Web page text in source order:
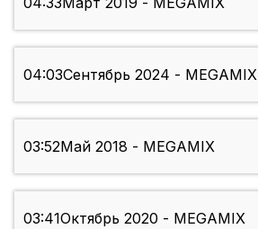
04:03Сентябрь 2024 - MEGAMIX
03:52Май 2018 - MEGAMIX
03:41Октябрь 2020 - MEGAMIX